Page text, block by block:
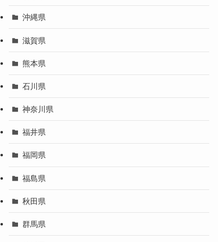
沖縄県
滋賀県
熊本県
石川県
神奈川県
福井県
福岡県
福島県
秋田県
群馬県